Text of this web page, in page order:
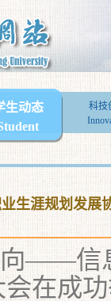
生动态
科技
生涯规划发展
——信
在成